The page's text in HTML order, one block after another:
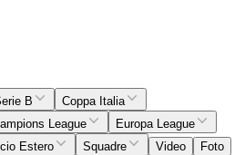
B
Coppa Italia
League
Europa League
Estero Squadre Video
Foto